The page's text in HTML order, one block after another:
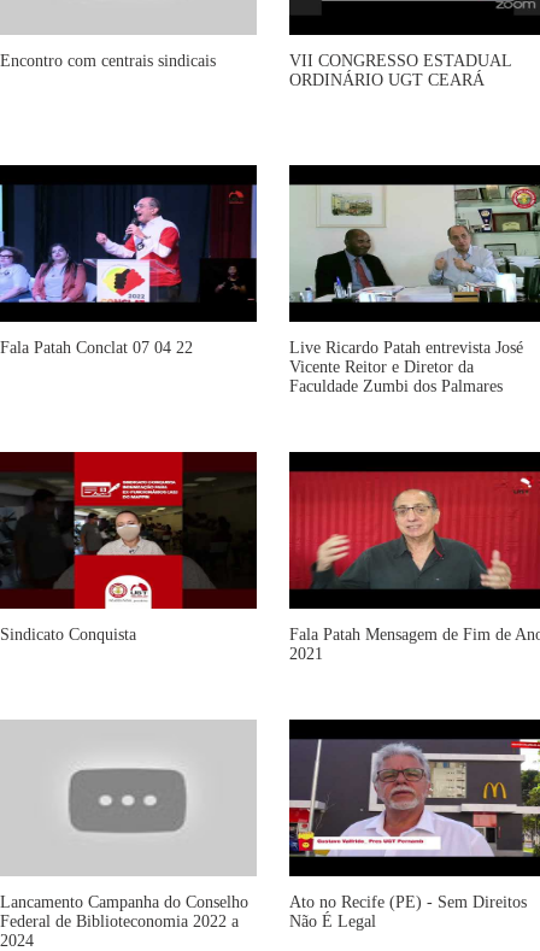
Encontro com centrais sindicais
VII CONGRESSO ESTADUAL
ORDINÁRIO UGT CEARÁ
Fala Patah Conclat 07 04 22
Live Ricardo Patah entrevista José
Vicente Reitor e Diretor da
Faculdade Zumbi dos Palmares
Sindicato Conquista
Fala Patah Mensagem de Fim de
2021
Lancamento Campanha do Conselho
Federal de Biblioteconomia 2022 a
2024
Ato no Recife (PE) - Sem Direitos
Não É Legal